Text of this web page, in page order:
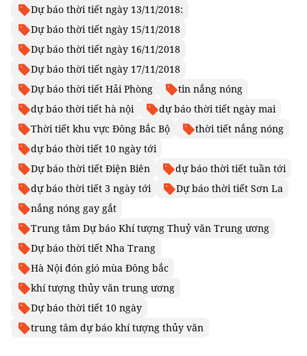
Dự báo thời tiết ngày 13/11/2018:
Dự báo thời tiết ngày 15/11/2018
Dự báo thời tiết ngày 16/11/2018
Dự báo thời tiết ngày 17/11/2018
Dự báo thời tiết Hải Phòng
tin nắng nóng
dự báo thời tiết hà nội
dự báo thời tiết ngày mai
Thời tiết khu vực Đông Bắc Bộ
thời tiết nắng nóng
dự báo thời tiết 10 ngày tới
Dự báo thời tiết Điện Biên
dự báo thời tiết tuần tới
dự báo thời tiết 3 ngày tới
Dự báo thời tiết Sơn La
nắng nóng gay gắt
Trung tâm Dự báo Khí tượng Thuỷ văn Trung ương
Dự báo thời tiết Nha Trang
Hà Nội đón gió mùa Đông bắc
khí tượng thủy văn trung ương
Dự báo thời tiết 10 ngày
trung tâm dự báo khí tượng thủy văn